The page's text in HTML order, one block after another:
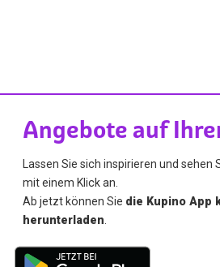
Angebote auf
Lassen Sie sich inspirieren und sehen
mit einem Klick an.
Ab jetzt können Sie die Kupino App
herunterladen.